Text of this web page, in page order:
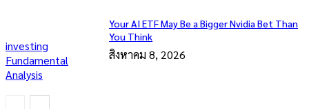
investing
Fundamental
Analysis
Your AI ETF May Be a Bigger Nvidia Bet Than
You Think
สิงหาคม 8, 2026